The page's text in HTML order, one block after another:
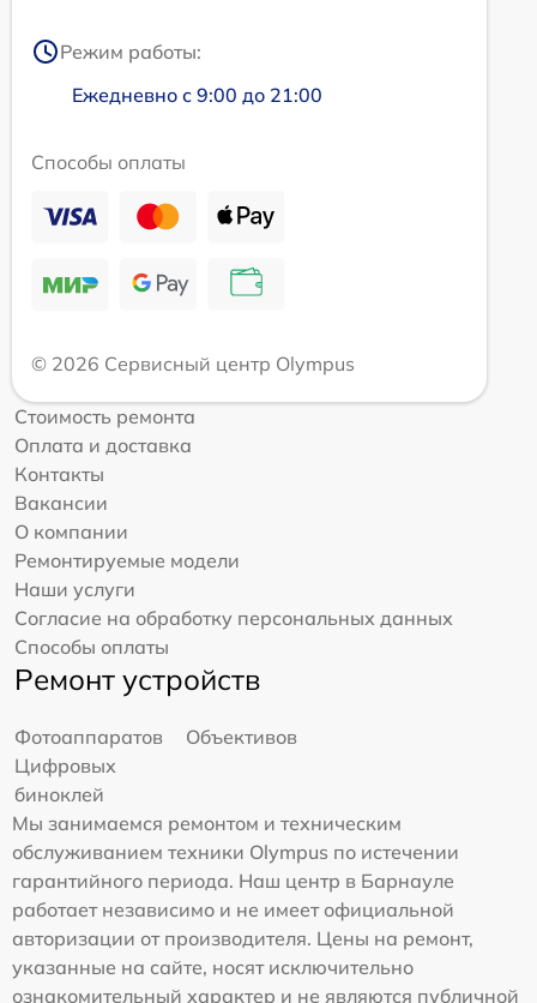
Режим работы:
Ежедневно с 9:00 до 21:00
Способы оплаты
© 2026 Сервисный центр Olympus
Стоимость ремонта
Оплата и доставка
Контакты
Вакансии
О компании
Ремонтируемые модели
Наши услуги
Согласие на обработку персональных данных
Способы оплаты
Ремонт устройств
Фотоаппаратов
Объективов
Цифровых
биноклей
Мы занимаемся ремонтом и техническим
обслуживанием техники Olympus по истечении
гарантийного периода. Наш центр в Барнауле
работает независимо и не имеет официальной
авторизации от производителя. Цены на ремонт,
указанные на сайте, носят исключительно
ознакомительный характер и не являются публичной